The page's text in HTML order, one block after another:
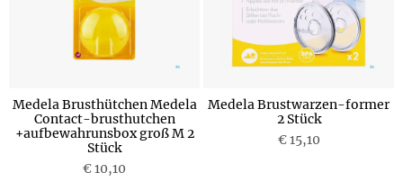
Medela Brusthütchen Medela
Contact-brusthutchen
+aufbewahrunsbox groß M 2
Stück
€ 10,10
Medela Brustwarzen-former
2 Stück
€ 15,10